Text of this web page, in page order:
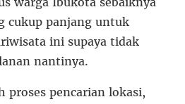
cukup panjang untuk
ini supaya tidak
nantinya.
proses pencarian lokasi,